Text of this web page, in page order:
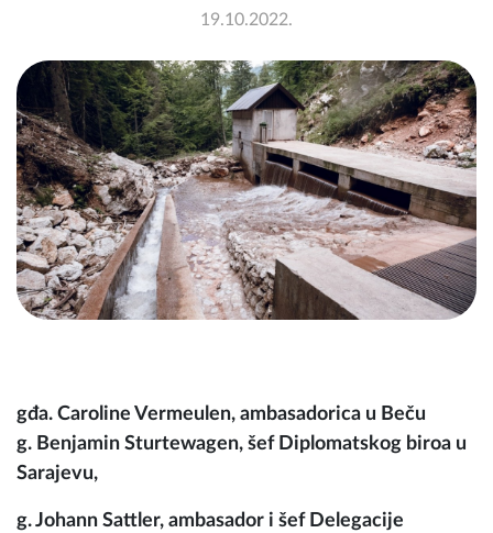
19.10.2022.
gđa. Caroline Vermeulen, ambasadorica u Beču
g. Benjamin Sturtewagen, šef Diplomatskog biroa u
Sarajevu,
g. Johann Sattler, ambasador i šef Delegacije